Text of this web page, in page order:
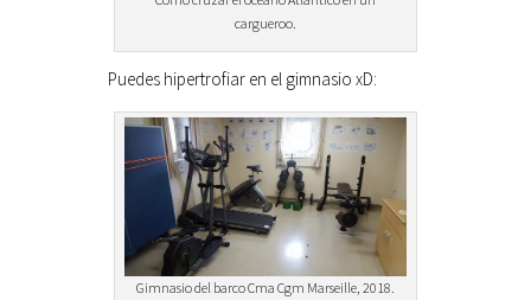
cargueroo.
Puedes hipertrofiar en el gimnasio xD:
Gimnasio del barco Cma Cgm Marseille, 2018.